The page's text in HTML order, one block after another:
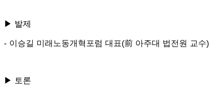
▶ 발제
- 이승길 미래노동개혁포럼 대표(前 아주대 법전원 교수)
▶ 토론